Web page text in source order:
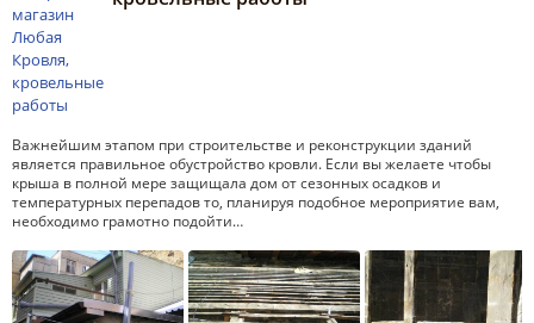
Важнейшим этапом при строительстве и реконструкции зданий
является правильное обустройство кровли. Если вы желаете чтобы
крыша в полной мере защищала дом от сезонных осадков и
температурных перепадов то, планируя подобное мероприятие вам,
необходимо грамотно подойти…